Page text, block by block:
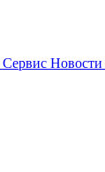
Сервис Новости